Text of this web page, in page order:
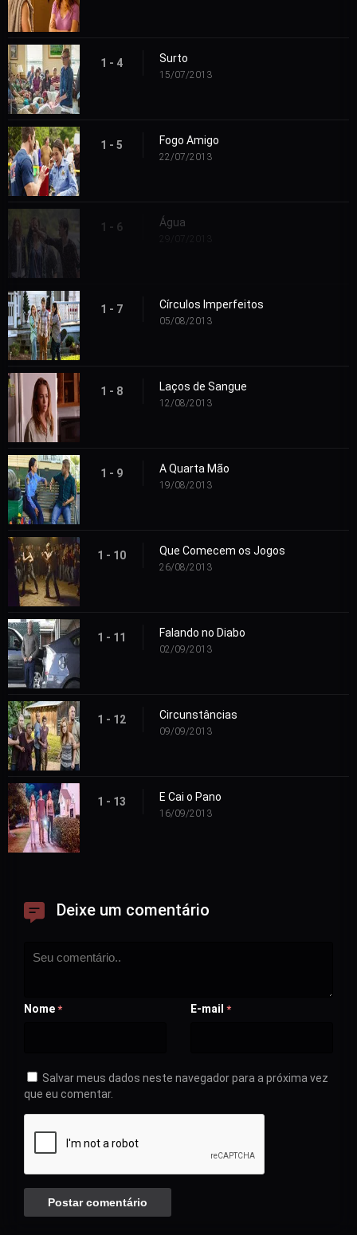
1 - 4 Surto
15/07/2013
1 - 5 Fogo Amigo
22/07/2013
1 - 6 Água
1 - 7 Círculos Imperfeitos
05/08/2013
1 - 8 Laços de Sangue
12/08/2013
1 - 9 A Quarta Mão
19/08/2013
1 - 10 Que Comecem os Jogos
26/08/2013
1 - 11 Falando no Diabo
02/09/2013
1 - 12 Circunstâncias
09/09/2013
1 - 13 E Cai o Pano
16/09/2013
Deixe um comentário
Nome * E-mail *
Salvar meus dados neste navegador para a próxima vez
que eu comentar.